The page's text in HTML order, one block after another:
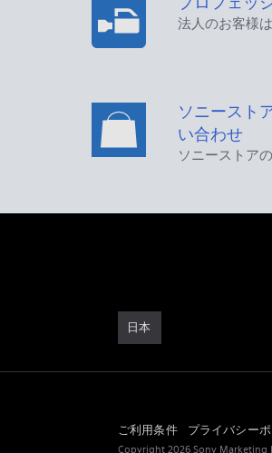
法人のお客様
ソニースト
い合わせ
ソニーストア
日本
ご利用条件 プライバシー
Copyright 2026 Sony Marketing